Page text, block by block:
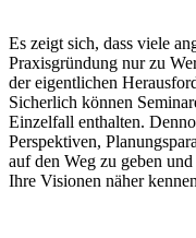
Es zeigt sich, dass viele
Praxisgründung nur zu
der eigentlichen
Sicherlich können
Einzelfall enthalten.
Perspektiven,
auf den Weg zu geben
Ihre Visionen näher